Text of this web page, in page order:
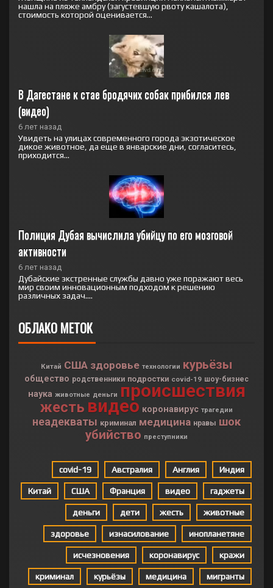
нашла на пляже амбру (загустевшую рвоту кашалота),
стоимость которой оценивается...
В Дагестане к стае бродячих собак прибился лев
(видео)
6 лет назад
Увидеть на улицах современного города экзотическое
дикое животное, да еще в январские дни, согласитесь,
приходится...
Полиция Дубая вычислила убийцу по его мозговой
активности
6 лет назад
Дубайские экстренные службы давно уже поражают весь
мир своим инновационным подходом к решению
различных задач....
ОБЛАКО МЕТОК
Китай США здоровье технологии курьёзы
общество родственники подростки covid-19 шоу-бизнес
наука животные деньги происшествия
жесть видео коронавирус трагедии
неадекваты криминал медицина нравы шок
убийство преступники
covid-19 Австралия Англия Индия
Китай США Франция видео гаджеты
деньги дети жесть животные
здоровье изнасилование инопланетяне
исчезновения коронавирус кражи
криминал курьёзы медицина мигранты